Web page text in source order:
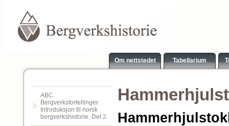
Om nettstedet Tabellarium
ABC.
Bergverksfortellinger.
Introduksjon til norsk
bergverkshistorie. Del 2.